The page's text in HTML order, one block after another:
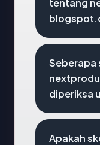
tentang
Seberapa
diperiksa
Apakah